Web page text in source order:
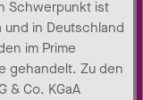
Schwerpunkt ist
und in Deutschland
im Prime
gehandelt. Zu den
& Co. KGaA